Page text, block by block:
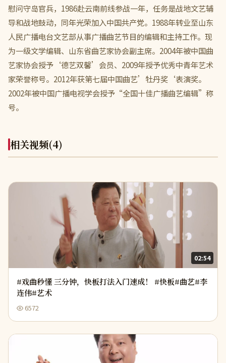
慰问守岛官兵，1986赴云南前线参战一年，任务是战地文艺辅
导和战地鼓动，同年光荣加入中国共产党。1988年转业至山东
人民广播电台文艺部从事广播曲艺节目的编辑和主持工作。现
为一级文学编辑、山东省曲艺家协会副主席。2004年被中国曲
艺家协会授予‘德艺双馨’会员、2009年授予优秀中青年艺术
家荣誉称号。2012年获第七届中国曲艺’牡丹奖‘表演奖。
2002年被中国广播电视学会授予“全国十佳广播曲艺编辑”称
号。
相关视频(4)
02:54
#戏曲秒懂 三分钟，快板打法入门速成！ #快板#曲艺#李
连伟#艺术
6572